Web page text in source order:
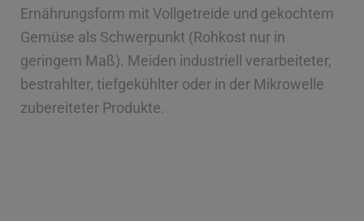
Ernährungsform mit Vollgetreide und gekochtem
Gemüse als Schwerpunkt (Rohkost nur in
geringem Maß). Meiden industriell verarbeiteter,
bestrahlter, tiefgekühlter oder in der Mikrowelle
zubereiteter Produkte.